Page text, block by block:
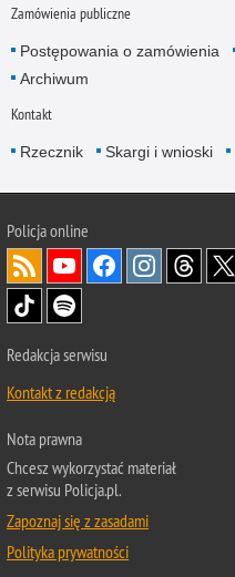
Zamówienia publiczne
Postępowania o zamówienia
Archiwum
Kontakt
Rzecznik Skargi i wnioski
Policjaonline
Redakcja serwisu
Kontakt z redakcją
Nota prawna
Chcesz wykorzystać materiał
z serwisu Policja.pl.
Zapoznaj się z zasadami
Polityka prywatności